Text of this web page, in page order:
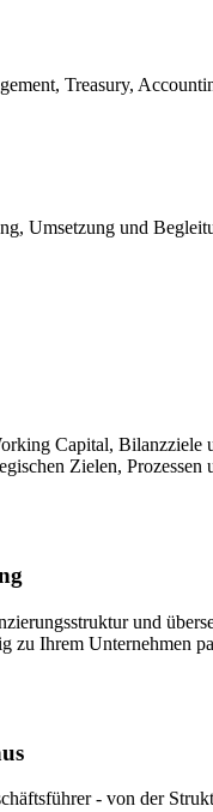
Treasury,
Umsetzung und
Capital,
Zielen, Prozessen
und
zu Ihrem Unternehmen
- von der